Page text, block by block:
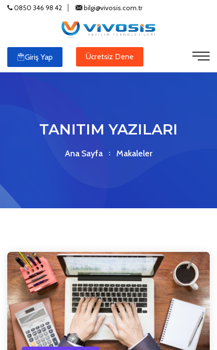
0850 346 98 42 bilgi@vivosis.com.tr
Giriş Yap Ücretsiz Dene
TANITIM YAZILARI
Ana Sayfa Makaleler